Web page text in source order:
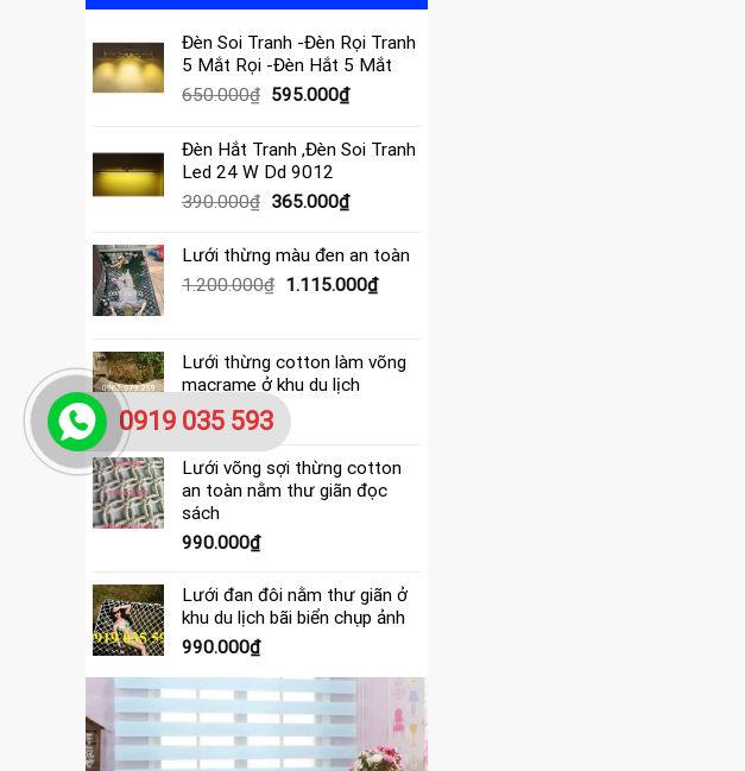
Đèn Soi Tranh -Đèn Rọi Tranh
5 Mắt Rọi -Đèn Hắt 5 Mắt
650.000₫ Giá
là:
650.000₫.
595.000₫Giá
tại
595.000₫.
Đèn Hắt Tranh ,Đèn Soi Tranh
Led 24 W Dd 9012
390.000₫ Giá
là:
390.000₫.
365.000₫Giá
tại
là:
365.000₫.
Lưới thừng màu đen an toàn
1.200.000₫ Giá
1.200.000₫.
1.115.000₫Giá
là:
Lưới thừng cotton làm võng
macrame ở khu du lịch
4.000.000₫
Lưới võng sợi thừng cotton
an toàn nằm thư giãn đọc
sách
990.000₫
Lưới đan đôi nằm thư giãn ở
khu du lịch bãi biển chụp ảnh
990.000₫
0919 035 593